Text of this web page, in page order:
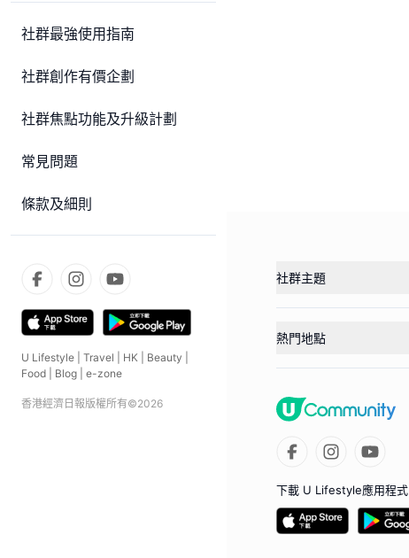
社群最強使用指南
社群創作有價企劃
社群焦點功能及升級計劃
常見問題
條款及細則
U Lifestyle Travel HK Beauty
Food
Blog e-zone
香港經濟日報版權所有©2026
社群主題
熱門地點
下載 U Lifestyle應用程式